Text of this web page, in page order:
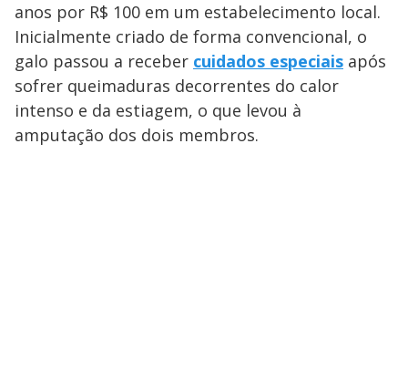
anos por R$ 100 em um estabelecimento local.
Inicialmente criado de forma convencional, o
galo passou a receber cuidados especiais após
sofrer queimaduras decorrentes do calor
intenso e da estiagem, o que levou à
amputação dos dois membros.